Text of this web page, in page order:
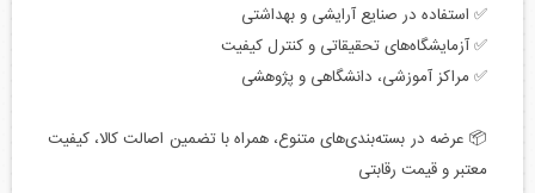
✅ استفاده در صنایع آرایشی و بهداشتی
✅ آزمایشگاه‌های تحقیقاتی و کنترل کیفیت
✅ مراکز آموزشی، دانشگاهی و پژوهشی
📦 عرضه در بسته‌بندی‌های متنوع، همراه با تضمین اصالت کالا، کیفیت
معتبر و قیمت رقابتی